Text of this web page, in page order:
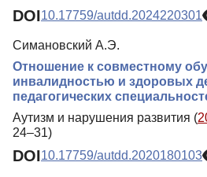
DOI10.17759/autdd.2024220301
Симановский А.Э.
Отношение к совместному
инвалидностью и здоровых
педагогических
Аутизм и нарушения развития (
24–31)
DOI10.17759/autdd.2020180103